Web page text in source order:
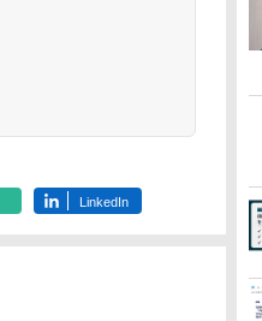
LinkedIn